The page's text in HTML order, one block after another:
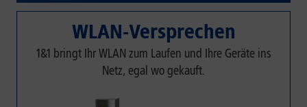
WLAN-Versprechen
1&1 bringt Ihr WLAN zum Laufen und Ihre Geräte ins
Netz, egal wo gekauft.